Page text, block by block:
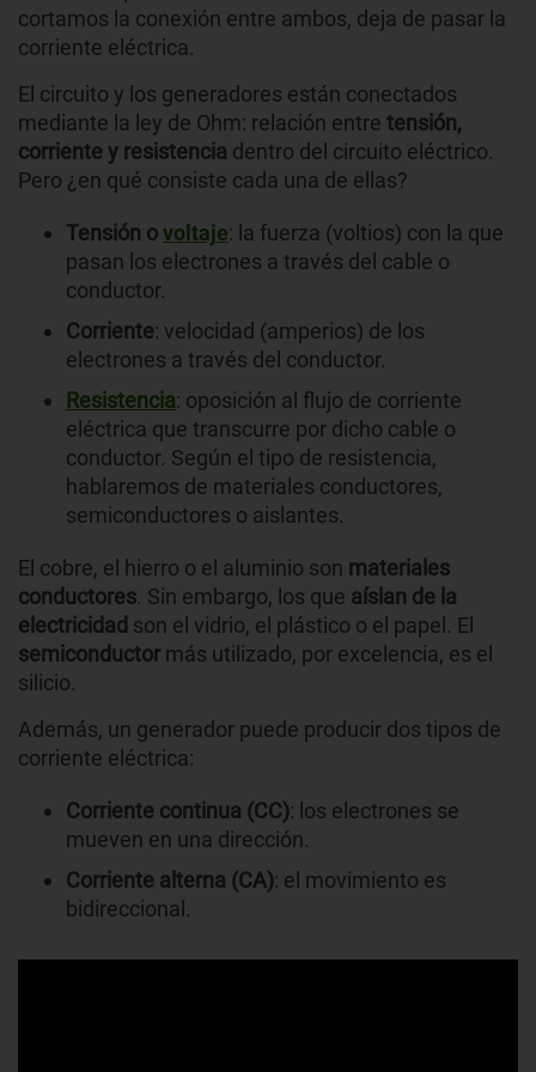
cortamos la conexión entre ambos, deja de pasar la
corriente eléctrica.
El circuito y los generadores están conectados
mediante la ley de Ohm: relación entre tensión,
corriente y resistencia dentro del circuito eléctrico.
Pero ¿en qué consiste cada una de ellas?
Tensión ovoltaje: la fuerza (voltios) con la que
pasan los electrones a través del cable o
conductor.
Corriente: velocidad (amperios) de los
electrones a través del conductor.
Resistencia: oposición al flujo de corriente
eléctrica que transcurre por dicho cable o
conductor. Según el tipo de resistencia,
hablaremos de materiales conductores,
semiconductores o aislantes.
El cobre, el hierro o el aluminio son materiales
conductores. Sin embargo, los que aíslan de la
electricidad son el vidrio, el plástico o el papel. El
semiconductor más utilizado, por excelencia, es el
silicio.
Además, un generador puede producir dos tipos de
corriente eléctrica:
Corriente continua (CC): los electrones se
mueven en una dirección.
Corriente alterna (CA): el movimiento es
bidireccional.